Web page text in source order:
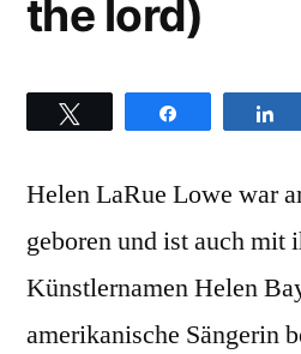
the lord)
Helen LaRue Lowe war
geboren und ist auch mit
Künstlernamen Helen
amerikanische Sängerin